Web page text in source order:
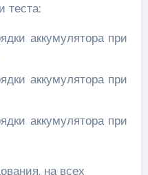
теста:
аккумулятора при
аккумулятора при
аккумулятора при
на всех